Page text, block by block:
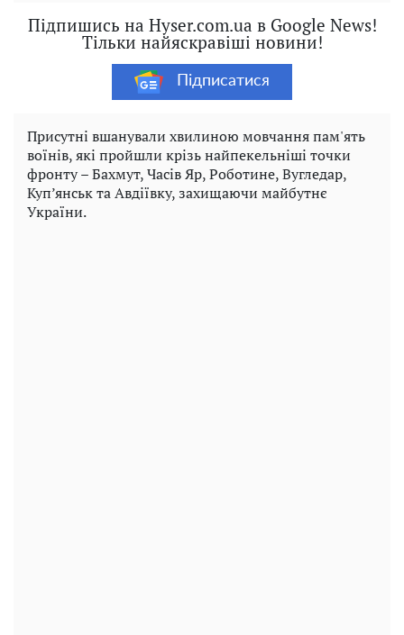
Підпишись на Hyser.com.ua в Google News!
Тільки найяскравіші новини!
Підписатися
Присутні вшанували хвилиною мовчання пам'ять
воїнів, які пройшли крізь найпекельніші точки
фронту – Бахмут, Часів Яр, Роботине, Вугледар,
Куп’янськ та Авдіївку, захищаючи майбутнє
України.